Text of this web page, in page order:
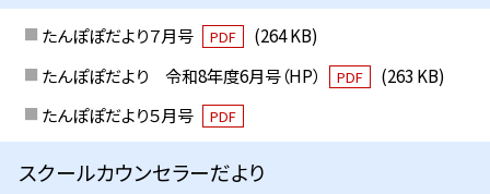
たんぽぽだより７月号 PDF
(264 KB)
たんぽぽだより 令和8年度6月号（HP）
PDF
(263 KB)
たんぽぽだより５月号
PDF
スクールカウンセラーだより